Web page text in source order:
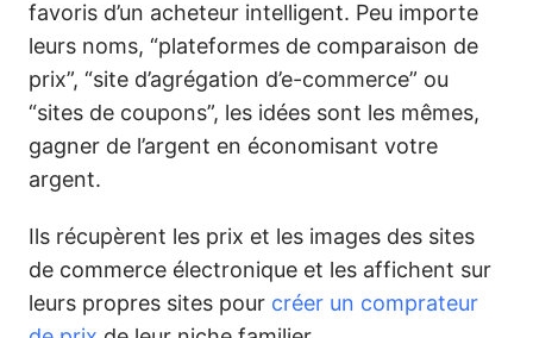
favoris d’un acheteur intelligent. Peu importe
leurs noms, “plateformes de comparaison de
prix”, “site d’agrégation d’e-commerce” ou
“sites de coupons”, les idées sont les mêmes,
gagner de l’argent en économisant votre
argent.
Ils récupèrent les prix et les images des sites
de commerce électronique et les affichent sur
leurs propres sites pour créer un comprateur